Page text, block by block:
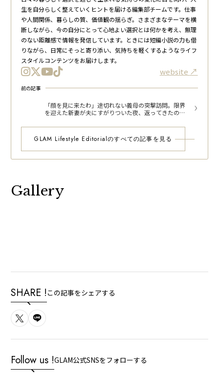
生を自分らしく整えていくヒントを届ける編集部チームです。仕事
や人間関係、暮らしの質、価値観の揺らぎ。さまざまなテーマを横
断しながら、今の自分にとって心地よい選択とは何かを考え、無理
のない距離感で情報を発信しています。ときには短編小説の力も借
りながら、日常にそっと寄り添い、気持ちを軽くするようなライフ
スタイルコンテンツをお届けします。
website
前の記事
「顔を見に来たわ」途切れない義母の突撃訪問。限界
を迎えた新妻が夫にすがりついた夜、返ってきたのは
GLAM Lifestyle Editorialのすべての記事を見る
Gallery
SHARE ! この記事をシェアする
Follow us !GLAM公式SNSをフォローする